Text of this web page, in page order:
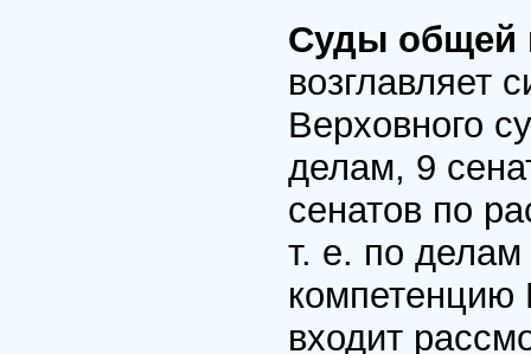
Суды общей
возглавляет
Верховного
делам, 9
сенатов по
т. е. по делам
компетенцию
входит